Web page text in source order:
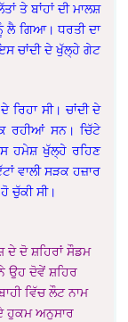
ਤੇ ਬਾਂਹਾਂ ਦੀ ਮਾਲਸ਼
ਲੈ ਗਿਆ। ਧਰਤੀ ਦਾ
ਚਾਂਦੀ ਦੇ ਖੁੱਲ੍ਹੇ ਗੇਟ
ਰਿਹਾ ਸੀ। ਚਾਂਦੀ ਦੇ
ਰਹੀਆਂ ਸਨ। ਚਿੱਟੇ
ਹਮੇਸ਼ ਖੁੱਲ੍ਹੇ ਰਹਿਣ
ਵਾਲੀ ਸੜਕ ਹਜ਼ਾਰ
ਚੁੱਕੀ ਸੀ।
ਦੇ ਦੋ ਸ਼ਹਿਰਾਂ ਸੌਡਮ
ਉਹ ਦੋਵੇਂ ਸ਼ਹਿਰ
ਵਿੱਚ ਲੌਟ ਨਾਮ
ਹੁਕਮ ਅਨੁਸਾਰ